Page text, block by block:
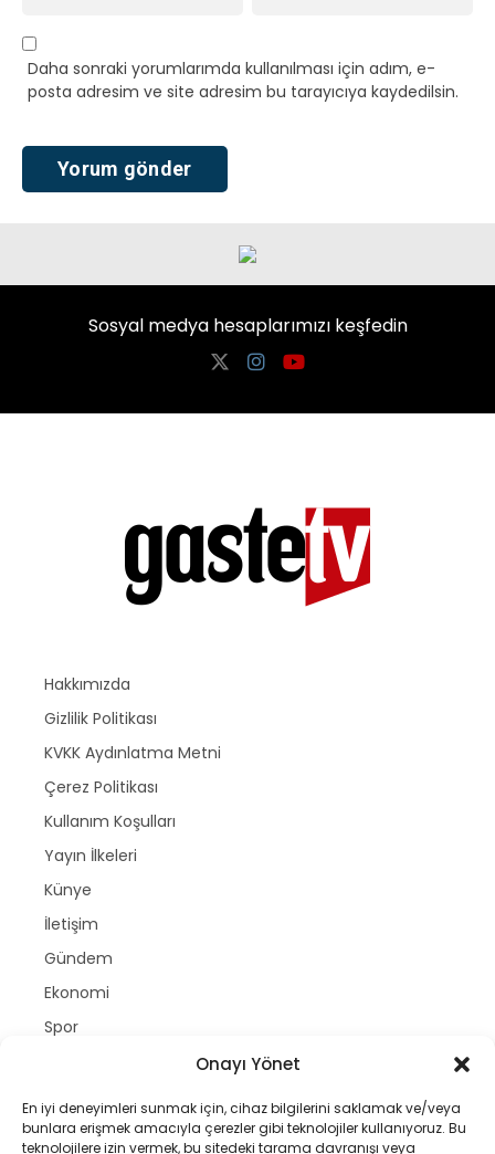
Onayı Yönet
En iyi deneyimleri sunmak için, cihaz bilgilerini saklamak ve/veya
bunlara erişmek amacıyla çerezler gibi teknolojiler kullanıyoruz. Bu
teknolojilere izin vermek, bu sitedeki tarama davranışı veya
Daha sonraki yorumlarımda kullanılması için adım, e-
posta adresim ve site adresim bu tarayıcıya kaydedilsin.
Sosyal medya hesaplarımızı keşfedin
Hakkımızda
Gizlilik Politikası
KVKK Aydınlatma Metni
Çerez Politikası
Kullanım Koşulları
Yayın İlkeleri
Künye
İletişim
Gündem
Ekonomi
Spor
Dünya